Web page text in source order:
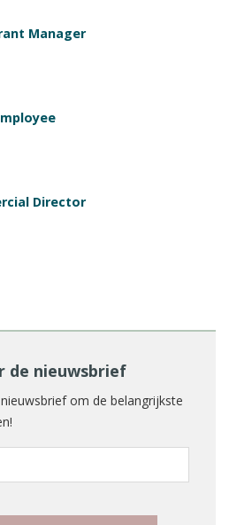
Manager
Director
de nieuwsbrief
om de belangrijkste